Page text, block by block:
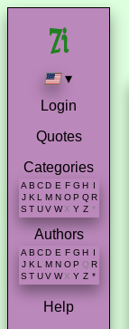
▾
Login
Quotes
Categories
A B C D E F G H I
J K L M N O P Q R
S T U V W X Y Z *
Authors
A B C D E F G H
J K L M N O P Q R
S T U V W X Y Z *
Help